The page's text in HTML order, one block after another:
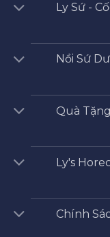
Ly Sứ -
Nồi Sứ
Quà
Ly's
Chính